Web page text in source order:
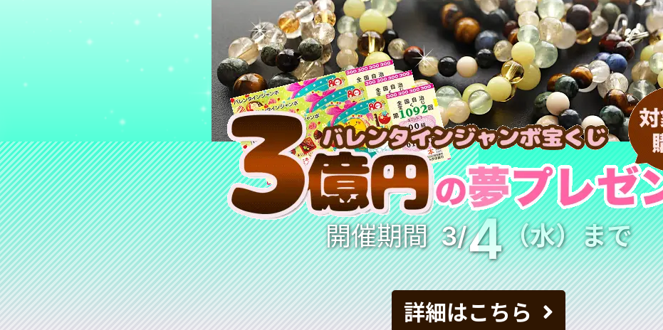
開催期間3/4（水）まで
詳細はこちら